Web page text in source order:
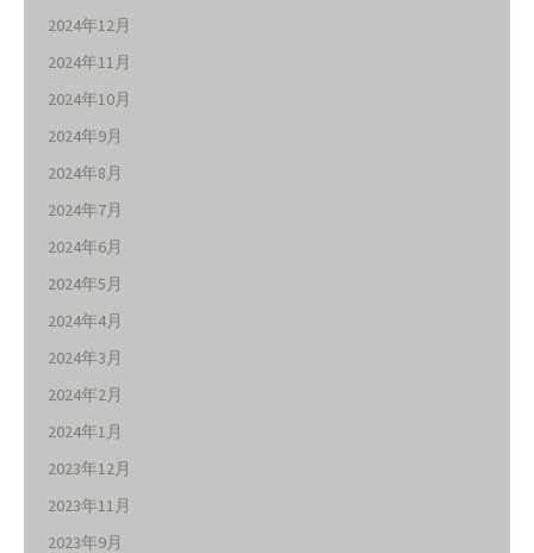
2024年12月
2024年11月
2024年10月
2024年9月
2024年8月
2024年7月
2024年6月
2024年5月
2024年4月
2024年3月
2024年2月
2024年1月
2023年12月
2023年11月
2023年9月